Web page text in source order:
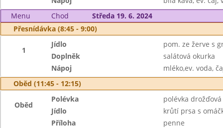
Menu
Chod
Středa 19. 6. 2024
Přesnídávka (8:45 - 9:00)
1
Jídlo
pom. ze žerve s
Doplněk
salátová okurka
Nápoj
mléko,ev. voda,
Oběd (11:45 - 12:15)
Oběd
Polévka
polévka
Jídlo
krůtí prsa s
Příloha
penne